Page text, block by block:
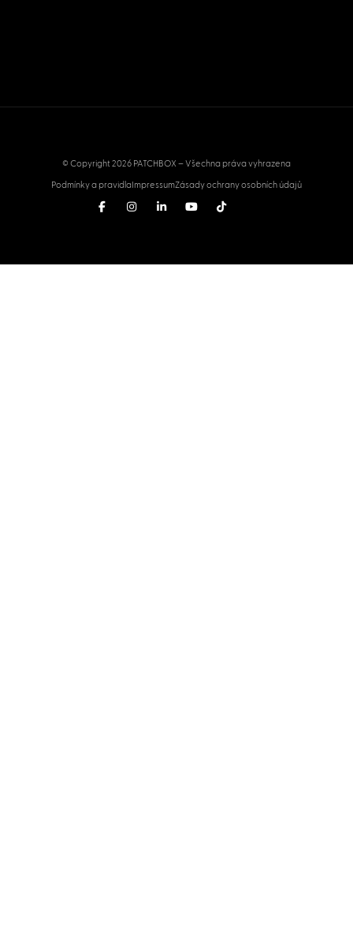
© Copyright 2026 PATCHBOX – Všechna práva vyhrazena
Podmínky a pravidla ImpressumZásady ochrany osobních údajů